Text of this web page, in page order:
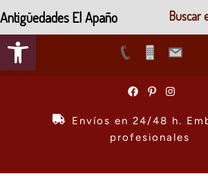
Abrir barra de herramientas
Envíos en 24/48 h.
profesionales
Antigüedades El Apaño Buscar